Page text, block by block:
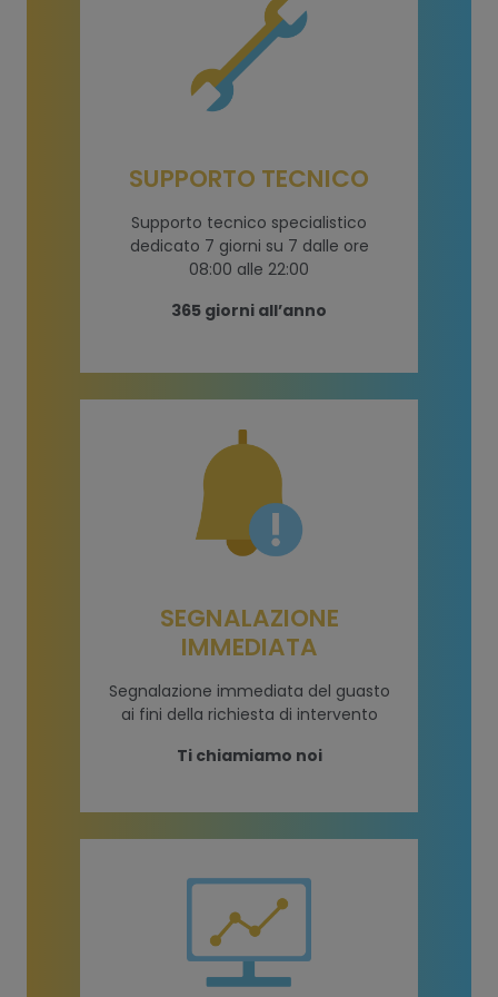
SUPPORTO TECNICO
Supporto tecnico specialistico
dedicato 7 giorni su 7 dalle ore
08:00 alle 22:00
365 giorni all’anno
SEGNALAZIONE
IMMEDIATA
Segnalazione immediata del guasto
ai fini della richiesta di intervento
Ti chiamiamo noi